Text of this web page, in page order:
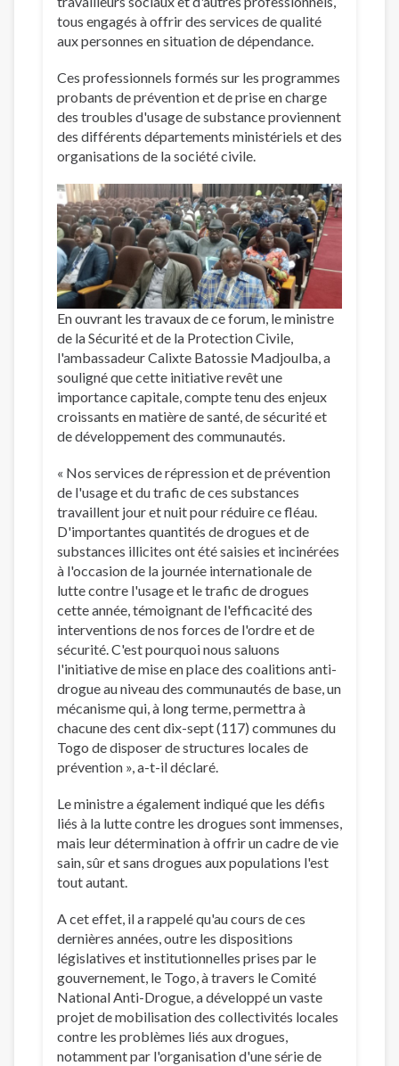
tous engagés à offrir des services de qualité
aux personnes en situation de dépendance.
Ces professionnels formés sur les programmes
probants de prévention et de prise en charge
des troubles d'usage de substance proviennent
des différents départements ministériels et des
organisations de la société civile.
En ouvrant les travaux de ce forum, le ministre
de la Sécurité et de la Protection Civile,
l'ambassadeur Calixte Batossie Madjoulba, a
souligné que cette initiative revêt une
importance capitale, compte tenu des enjeux
croissants en matière de santé, de sécurité et
de développement des communautés.
« Nos services de répression et de prévention
de l'usage et du trafic de ces substances
travaillent jour et nuit pour réduire ce fléau.
D'importantes quantités de drogues et de
substances illicites ont été saisies et incinérées
à l'occasion de la journée internationale de
lutte contre l'usage et le trafic de drogues
cette année, témoignant de l'efficacité des
interventions de nos forces de l'ordre et de
sécurité. C'est pourquoi nous saluons
l'initiative de mise en place des coalitions anti-
drogue au niveau des communautés de base, un
mécanisme qui, à long terme, permettra à
chacune des cent dix-sept (117) communes du
Togo de disposer de structures locales de
prévention », a-t-il déclaré.
Le ministre a également indiqué que les défis
liés à la lutte contre les drogues sont immenses,
mais leur détermination à offrir un cadre de vie
sain, sûr et sans drogues aux populations l'est
tout autant.
A cet effet, il a rappelé qu'au cours de ces
dernières années, outre les dispositions
législatives et institutionnelles prises par le
gouvernement, le Togo, à travers le Comité
National Anti-Drogue, a développé un vaste
projet de mobilisation des collectivités locales
contre les problèmes liés aux drogues,
notamment par l'organisation d'une série de